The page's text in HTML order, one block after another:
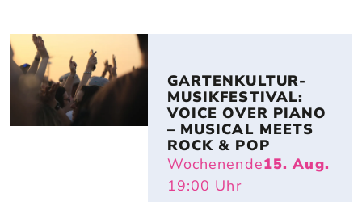
GARTENKULTUR-
MUSIKFESTIVAL:
VOICE OVER PIANO
– MUSICAL MEETS
ROCK & POP
Wochenende15. Aug.
19:00 Uhr